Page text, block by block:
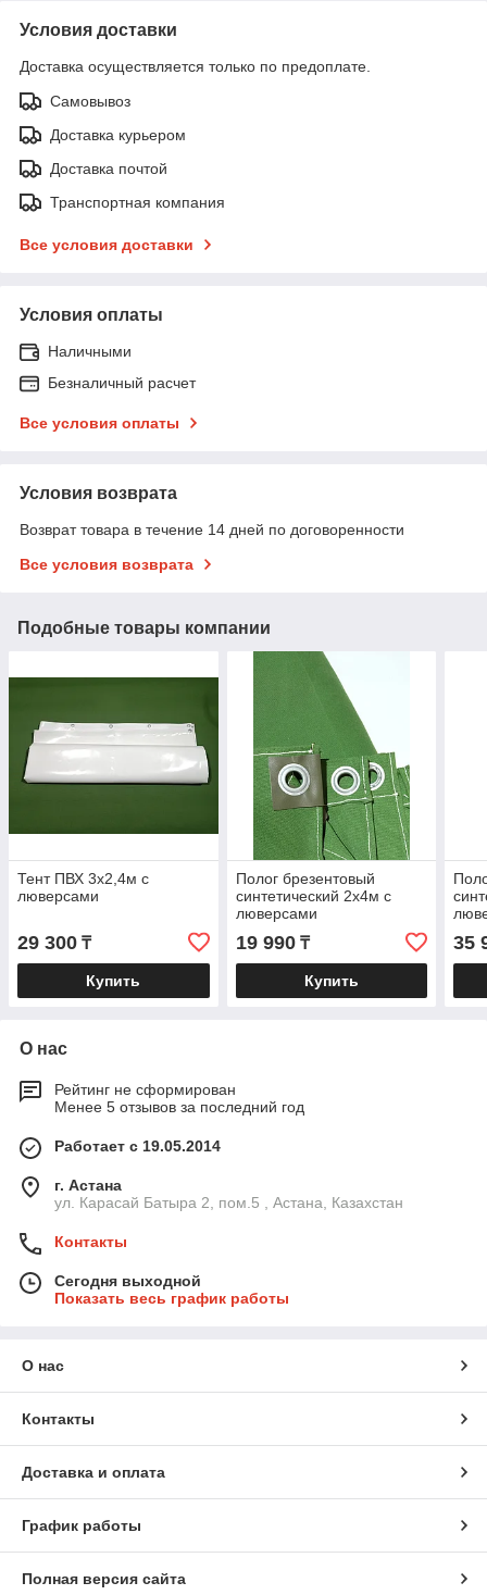
Условия доставки
Доставка осуществляется только по предоплате.
Самовывоз
Доставка курьером
Доставка почтой
Транспортная компания
Все условия доставки
Условия оплаты
Наличными
Безналичный расчет
Все условия оплаты
Условия возврата
Возврат товара в течение 14 дней по договоренности
Все условия возврата
Подобные товары компании
Тент ПВХ 3х2,4м с
люверсами
29 300 ₸
Купить
Полог брезентовый
синтетический 2х4м с
люверсами
19 990₸
Купить
35
О нас
Рейтинг не сформирован
Менее 5 отзывов за последний год
Работает с 19.05.2014
г. Астана
ул. Карасай Батыра 2, пом.5 , Астана, Казахстан
Контакты
Сегодня выходной
Показать весь график работы
О нас
Контакты
Доставка и оплата
График работы
Полная версия сайта